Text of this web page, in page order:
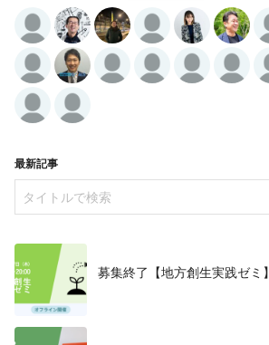
最新記事
募集終了【地方創生実践ゼミ】